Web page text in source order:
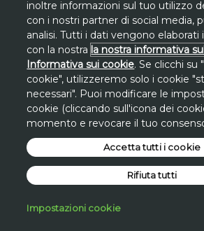
Gli sconti sono riferiti al
degli ultimi 30 giornisu
non diversamente
**PromozionePromo San
solo dal 7 al 10 agostosul
Losconto di 30€ si applica,
spesa minima di 100€,
ilcodice STAR30
*Promo San Lorenzo
direttamente sul valore
fronte di una spesa
inoltre informazioni sul tuo utilizzo
con i nostri partner di social media,
analisi. Tutti i dati vengono
con la nostra la nostra informativa
Informativa sui cookie. Se clicchi
cookie", utilizzeremo solo i cookie
necessari". Puoi modificare le
cookie (cliccando sull'icona dei
momento e revocare il tuo
Impostazioni cookie
Rifiuta tutti
Accetta tutti i cookie